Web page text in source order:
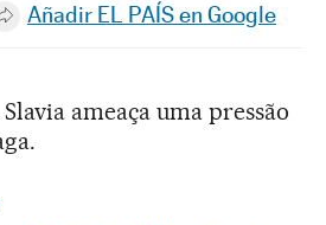
Whatsapp
en Facebook
en Twitter
Desplegar Redes Sociales
Añadir EL PAÍS en Google
Slavia ameaça uma pressão